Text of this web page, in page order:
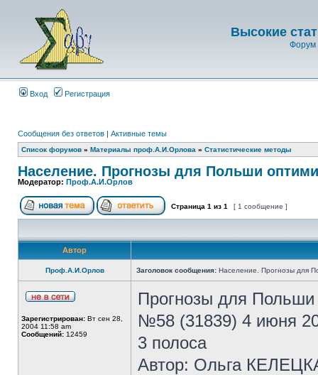
Высокие
Форум
Вход Регистрация
Сообщения без ответов | Активные темы
Список форумов » Материалы проф.А.И.Орлова » Статистические методы
Население. Прогнозы для Польши
Модератор: Проф.А.И.Орлов
Страница 1 из 1 [ 1 сообщение ]
Автор
Проф.А.И.Орлов Заголовок сообщения: Население. Прогнозы для
Зарегистрирован: Вт сен 28,
2004 11:58 am
Сообщений: 12459
Прогнозы для
№58 (31839) 4 июня
3 полоса
Автор: Ольга